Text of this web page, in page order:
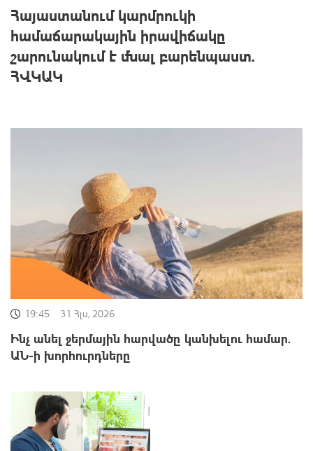
Հայաստանում կարմրուկի
համաճարակային իրավիճակը
շարունակում է մնալ բարենպաստ.
ՀՎԿԱԿ
19:45 31 Հլս, 2026
Ինչ անել ջերմային հարվածը կանխելու համար.
ԱՆ-ի խորհուրդները